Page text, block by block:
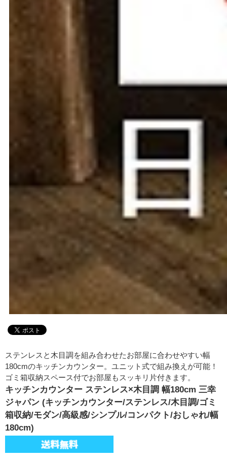
ステンレスと木目調を組み合わせたお部屋に合わせやすい幅
180cmのキッチンカウンター。ユニット式で組み換えが可能！
ゴミ箱収納スペース付でお部屋もスッキリ片付きます。
キッチンカウンター ステンレス×木目調 幅180cm 三幸
ジャパン (キッチンカウンター/ステンレス/木目調/ゴミ
箱収納/モダン/高級感/シンプル/コンパクト/おしゃれ/幅
180cm)